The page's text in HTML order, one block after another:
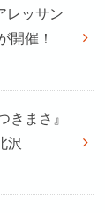
レッサン
開催！
きまさ』
沢